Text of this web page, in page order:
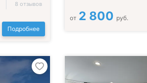
8 отзывов
Подробнее
от 2 800 руб.